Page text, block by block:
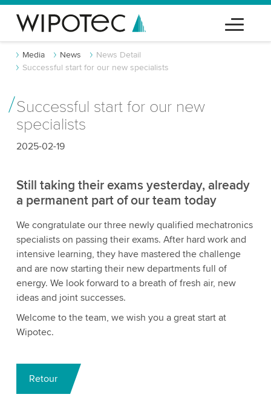
Media News
News Detail
Successful start for our new specialists
Successful start for our new
specialists
2025-02-19
Still taking their exams yesterday, already
a permanent part of our team today
We congratulate our three newly qualified mechatronics
specialists on passing their exams. After hard work and
intensive learning, they have mastered the challenge
and are now starting their new departments full of
energy. We look forward to a breath of fresh air, new
ideas and joint successes.
Welcome to the team, we wish you a great start at
Wipotec.
Retour